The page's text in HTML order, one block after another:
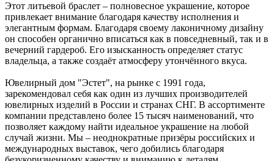
Этот литьевой браслет – полновесное украшение, которое
привлекает внимание благодаря качеству исполнения и
элегантным формам. Благодаря своему лаконичному дизайну
он способен органично вписаться как в повседневный, так и в
вечерний гардероб. Его изысканность определяет статус
владельца, а также создаёт атмосферу утончённого вкуса.
Ювелирный дом "Эстет", на рынке с 1991 года,
зарекомендовал себя как один из лучших производителей
ювелирных изделий в России и странах СНГ. В ассортименте
компании представлено более 15 тысяч наименований, что
позволяет каждому найти идеальное украшение на любой
случай жизни. Мы – неоднократные призёры российских и
международных выставок, чего добились благодаря